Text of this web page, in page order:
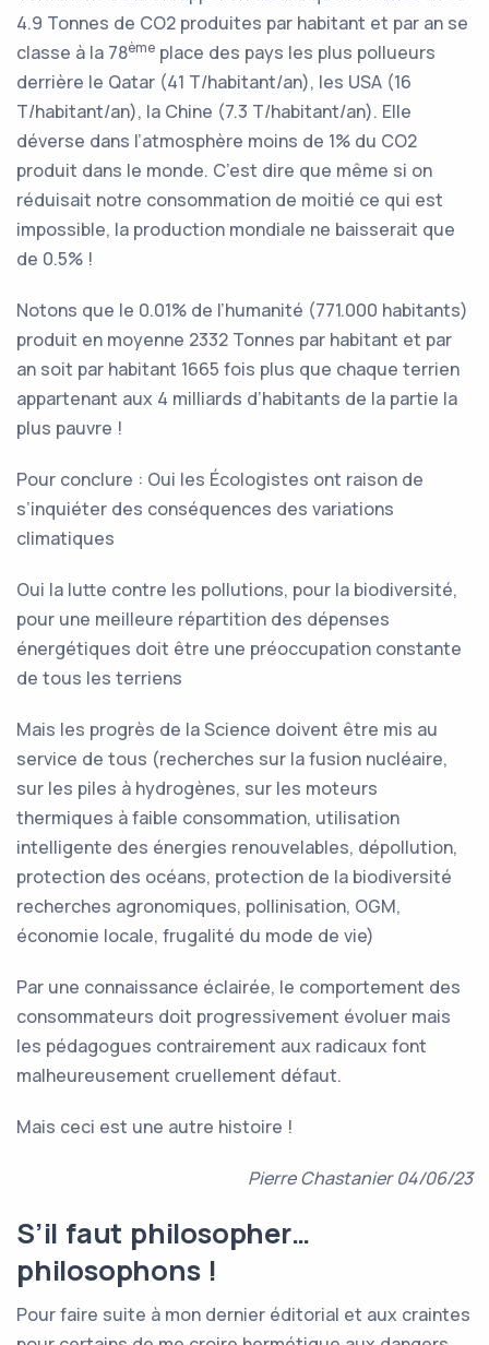
4.9 Tonnes de CO2 produites par habitant et par an se
classe à la 78ème place des pays les plus pollueurs
derrière le Qatar (41 T/habitant/an), les USA (16
T/habitant/an), la Chine (7.3 T/habitant/an). Elle
déverse dans l’atmosphère moins de 1% du CO2
produit dans le monde. C’est dire que même si on
réduisait notre consommation de moitié ce qui est
impossible, la production mondiale ne baisserait que
de 0.5% !
Notons que le 0.01% de l’humanité (771.000 habitants)
produit en moyenne 2332 Tonnes par habitant et par
an soit par habitant 1665 fois plus que chaque terrien
appartenant aux 4 milliards d’habitants de la partie la
plus pauvre !
Pour conclure : Oui les Écologistes ont raison de
s’inquiéter des conséquences des variations
climatiques
Oui la lutte contre les pollutions, pour la biodiversité,
pour une meilleure répartition des dépenses
énergétiques doit être une préoccupation constante
de tous les terriens
Mais les progrès de la Science doivent être mis au
service de tous (recherches sur la fusion nucléaire,
sur les piles à hydrogènes, sur les moteurs
thermiques à faible consommation, utilisation
intelligente des énergies renouvelables, dépollution,
protection des océans, protection de la biodiversité
recherches agronomiques, pollinisation, OGM,
économie locale, frugalité du mode de vie)
Par une connaissance éclairée, le comportement des
consommateurs doit progressivement évoluer mais
les pédagogues contrairement aux radicaux font
malheureusement cruellement défaut.
Mais ceci est une autre histoire !
Pierre Chastanier 04/06/23
S’il faut philosopher…
philosophons !
Pour faire suite à mon dernier éditorial et aux craintes